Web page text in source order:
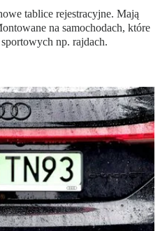
tablice rejestracyjne. Mają
na samochodach, które
np. rajdach.